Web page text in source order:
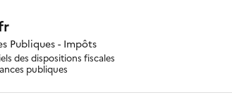
Publiques - Impôts
des dispositions fiscales
publiques